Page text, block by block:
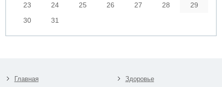
23
24 25 26 27 28
29
30
31
Главная
Здоровье